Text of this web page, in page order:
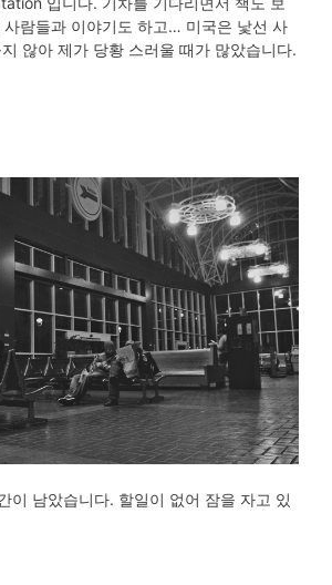
사람들과 이야기도 하고… 미국은 낯선 사
않아 제가 당황 스러울 때가 많았습니다.
이 남았습니다. 할일이 없어 잠을 자고 있